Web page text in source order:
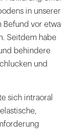
in unserer
Befund vor etwa
Seitdem habe
behindere
und
sich intraoral